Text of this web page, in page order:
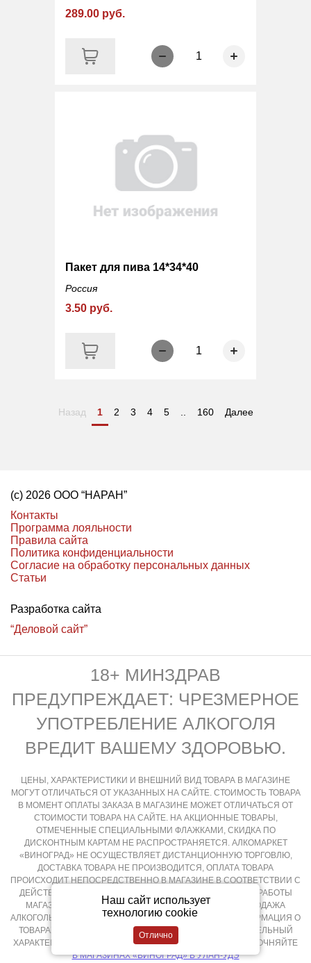
Наш сайт использует
технологию cookie
289.00 руб.
1
Пакет для пива 14*34*40
Россия
3.50 руб.
1
Назад 1 2 3 4 5 160 Далее
(с) 2026 ООО “НАРАН”
Контакты
Программа лояльности
Правила сайта
Политика конфиденциальности
Согласие на обработку персональных данных
Статьи
Разработка сайта
“Деловой сайт”
18+ МИНЗДРАВ
ПРЕДУПРЕЖДАЕТ: ЧРЕЗМЕРНОЕ
УПОТРЕБЛЕНИЕ АЛКОГОЛЯ
ВРЕДИТ ВАШЕМУ ЗДОРОВЬЮ.
ЦЕНЫ, ХАРАКТЕРИСТИКИ И ВНЕШНИЙ ВИД ТОВАРА В МАГАЗИНЕ
МОГУТ ОТЛИЧАТЬСЯ ОТ УКАЗАННЫХ НА САЙТЕ. СТОИМОСТЬ ТОВАРА
В МОМЕНТ ОПЛАТЫ ЗАКАЗА В МАГАЗИНЕ МОЖЕТ ОТЛИЧАТЬСЯ ОТ
СТОИМОСТИ ТОВАРА НА САЙТЕ. НА АКЦИОННЫЕ ТОВАРЫ,
ОТМЕЧЕННЫЕ СПЕЦИАЛЬНЫМИ ФЛАЖКАМИ, СКИДКА ПО
ДИСКОНТНЫМ КАРТАМ НЕ РАСПРОСТРАНЯЕТСЯ. АЛКОМАРКЕТ
«ВИНОГРАД» НЕ ОСУЩЕСТВЛЯЕТ ДИСТАНЦИОННУЮ ТОРГОВЛЮ,
ДОСТАВКА ТОВАРА НЕ ПРОИЗВОДИТСЯ, ОПЛАТА ТОВАРА
ПРОИСХОДИТ НЕПОСРЕДСТВЕННО В МАГАЗИНЕ В СООТВЕТСТВИИ С
ДЕЙСТВУЮЩИМ ЗАКОНОДАТЕЛЬСТВОМ РФ И РЕЖИМОМ РАБОТЫ
МАГАЗИНА, КРУГЛОСУТОЧНАЯ И ДИСТАНЦИОННАЯ ПРОДАЖА
АЛКОГОЛЬНОЙ ПРОДУКЦИИ НЕ ОСУЩЕСТВЛЯЕТСЯ. ИНФОРМАЦИЯ О
ТОВАРАХ, РАЗМЕЩЕННАЯ НА САЙТЕ НОСИТ ОЗНАКОМИТЕЛЬНЫЙ
ХАРАКТЕР, ПОДРОБНОСТИ О ПРИОБРЕТЕНИИ ТОВАРОВ УТОЧНЯЙТЕ
В МАГАЗИНАХ «ВИНОГРАД» В УЛАН-УДЭ